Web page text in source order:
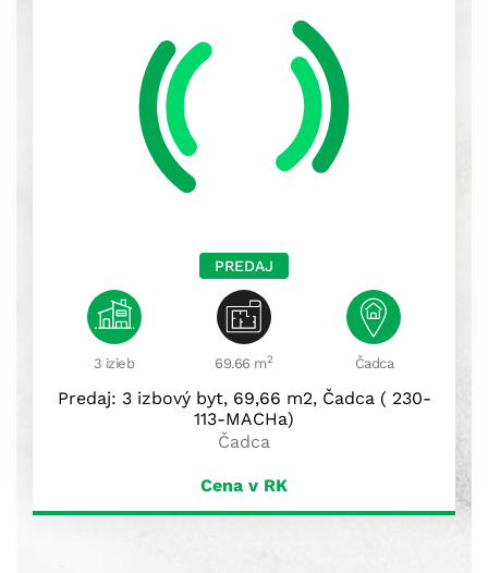
PREDAJ
3 izieb 69.66 m2 Čadca
Predaj: 3 izbový byt, 69,66 m2, Čadca ( 230-
113-MACHa)
Čadca
Cena v RK